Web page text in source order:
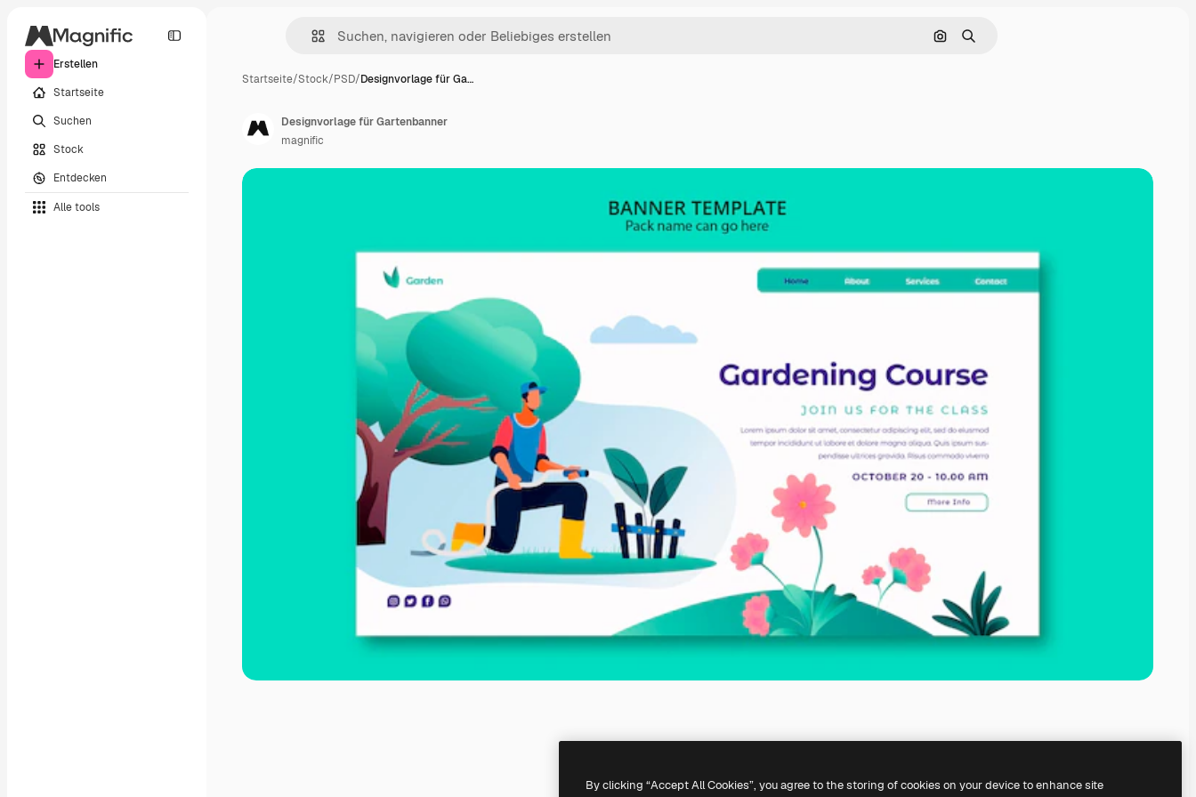
Erstellen
Startseite
Suchen
Stock
Entdecken
Alle tools
Nach Bild suchen
Suchen
Startseite/Stock/PSD/Designvorlage für Ga…
Designvorlage für Gartenbanner
magnific
By clicking “Accept All Cookies”, you agree to the storing of cookies on your device to enhance site